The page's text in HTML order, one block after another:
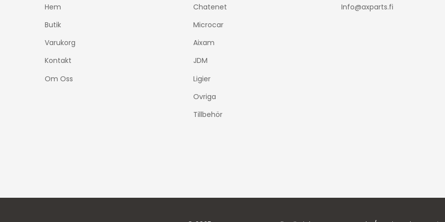
Hem
Butik
Varukorg
Kontakt
Om Oss
Chatenet
Microcar
Aixam
JDM
Ligier
Ovriga
Tillbehör
Info@axparts.fi